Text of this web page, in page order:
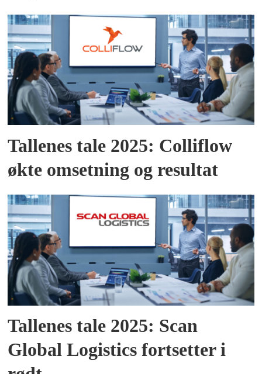
Tallenes tale 2025: Colliflow
økte omsetning og resultat
Tallenes tale 2025: Scan
Global Logistics fortsetter i